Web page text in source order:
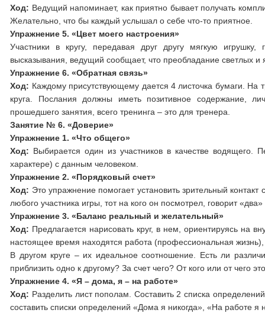
Ход: Ведущий напоминает, как приятно бывает получать
Желательно, что бы каждый услышал о себе что-то приятное.
Упражнение 5. «Цвет моего настроения»
Участники в кругу, передавая друг другу мягкую
высказывания, ведущий сообщает, что преобладание светлых и
Упражнение 6. «Обратная связь»
Ход: Каждому присутствующему дается 4 листочка бумаги. На
круга. Послания должны иметь позитивное содержание,
прошедшего занятия, всего тренинга – это для тренера.
Занятие № 6. «Доверие»
Упражнение 1. «Что общего»
Ход: Выбирается один из участников в качестве водящего.
характере) с данным человеком.
Упражнение 2. «Порядковый счет»
Ход: Это упражнение помогает установить зрительный
любого участника игры, тот на кого он посмотрел, говорит
Упражнение 3. «Баланс реальный и желательный»
Ход: Предлагается нарисовать круг, в нем, ориентируясь на
настоящее время находятся работа (профессиональная
В другом круге – их идеальное соотношение. Есть ли
приблизить одно к другому? За счет чего? От кого или от чего
Упражнение 4. «Я – дома, я – на работе»
Ход: Разделить лист пополам. Составить 2 списка
составить списки определений «Дома я никогда», «На работе